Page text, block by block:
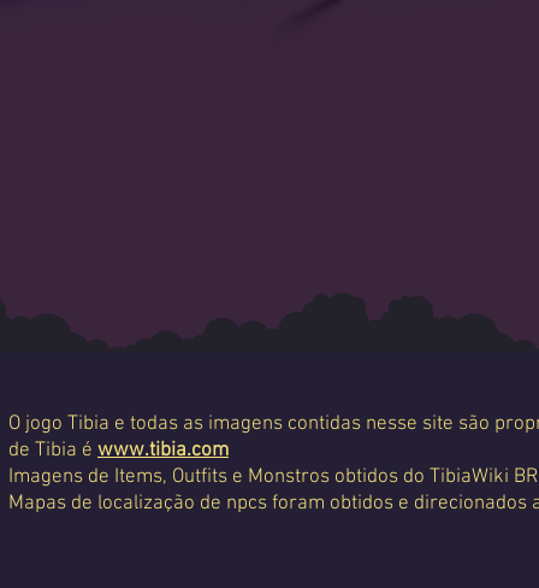
O jogo Tibia e todas as imagens contidas nesse site são
de Tibia é www.tibia.com
Imagens de Items, Outfits e Monstros obtidos do TibiaWiki
Mapas de localização de npcs foram obtidos e direcionados